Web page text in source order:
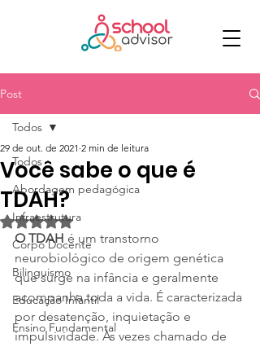
Post
Todos
Abordagem pedagógica
Infraestrutura
Corpo Docente
Bilinguismo
Educação Infantil
Ensino Fundamental
Todos
Você sabe o que é
TDAH?
29 de out. de 2021 2 min de leitura
Avaliado com NaN de 5 estrelas.
O TDAH é um transtorno
neurobiológico de origem genética
que surge na infância e geralmente
acompanha toda a vida. É caracterizada
por desatenção, inquietação e
impulsividade. Às vezes chamado de